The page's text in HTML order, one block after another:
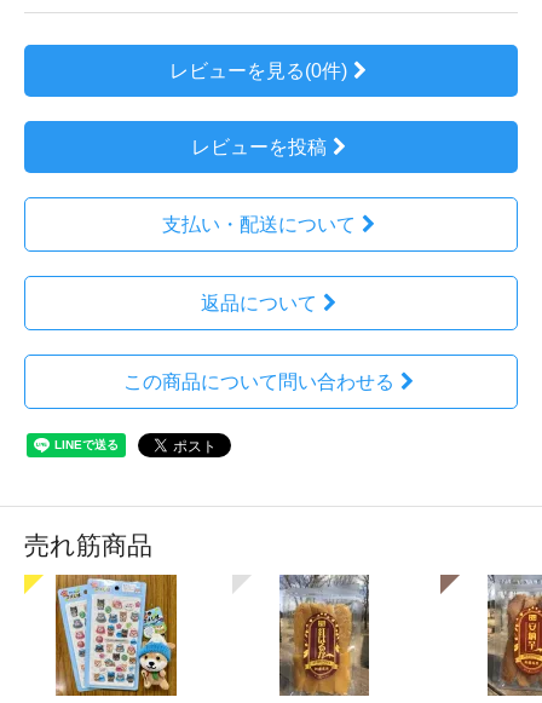
レビューを見る(0件)
レビューを投稿
支払い・配送について
返品について
この商品について問い合わせる
売れ筋商品